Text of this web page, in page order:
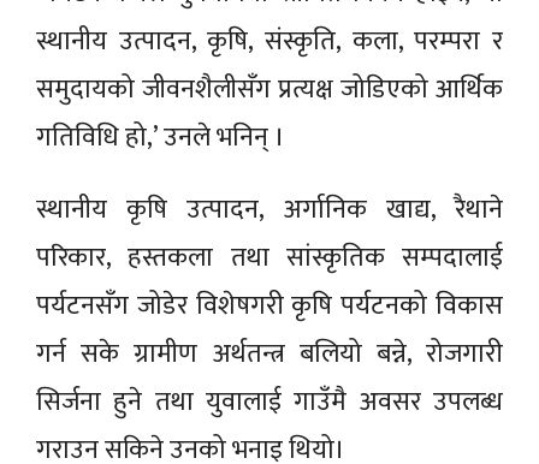
स्थानीय उत्पादन, कृषि, संस्कृति, कला, परम्परा र
समुदायको जीवनशैलीसँग प्रत्यक्ष जोडिएको आर्थिक
गतिविधि हो,’ उनले भनिन् ।
स्थानीय कृषि उत्पादन, अर्गानिक खाद्य, रैथाने
परिकार, हस्तकला तथा सांस्कृतिक सम्पदालाई
पर्यटनसँग जोडेर विशेषगरी कृषि पर्यटनको विकास
गर्न सके ग्रामीण अर्थतन्त्र बलियो बन्ने, रोजगारी
सिर्जना हुने तथा युवालाई गाउँमै अवसर उपलब्ध
गराउन सकिने उनको भनाइ थियो।